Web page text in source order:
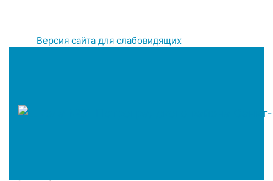
Версия сайта для слабовидящих